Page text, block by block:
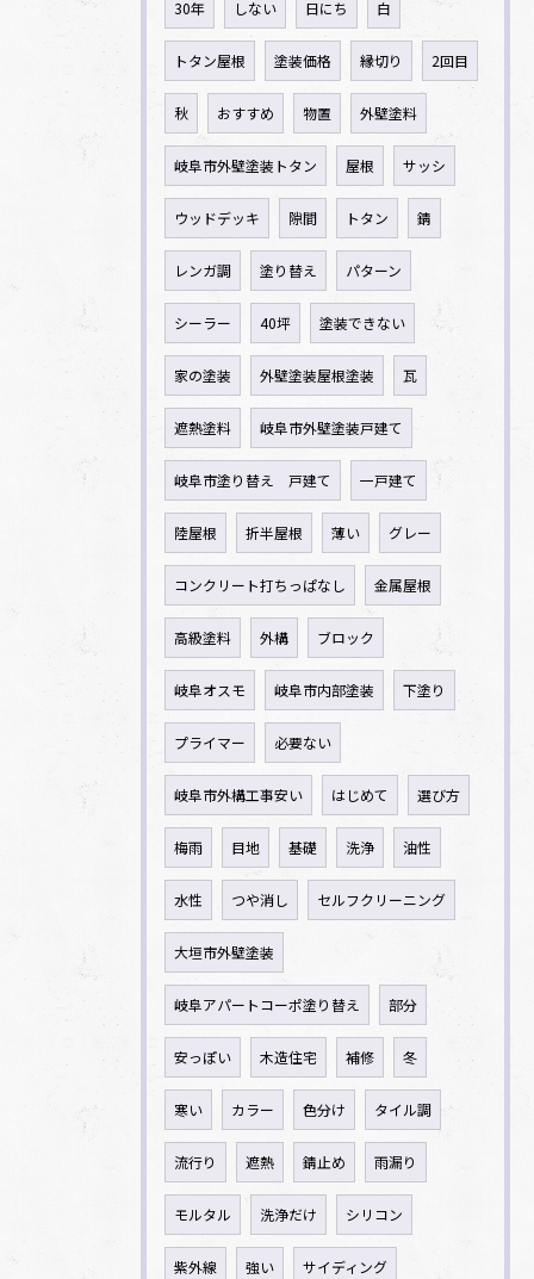
30年 しない 日にち 白
トタン屋根 塗装価格 縁切り 2回目
秋 おすすめ 物置 外壁塗料
岐阜市外壁塗装トタン 屋根 サッシ
ウッドデッキ 隙間 トタン 錆
レンガ調 塗り替え パターン
シーラー 40坪 塗装できない
家の塗装 外壁塗装屋根塗装 瓦
遮熱塗料 岐阜市外壁塗装戸建て
岐阜市塗り替え 戸建て 一戸建て
陸屋根 折半屋根 薄い グレー
コンクリート打ちっぱなし 金属屋根
高級塗料 外構 ブロック
岐阜オスモ 岐阜市内部塗装 下塗り
プライマー 必要ない
岐阜市外構工事安い はじめて 選び方
梅雨 目地 基礎 洗浄 油性
水性 つや消し セルフクリーニング
大垣市外壁塗装
岐阜アパートコーポ塗り替え 部分
安っぽい 木造住宅 補修 冬
寒い カラー 色分け タイル調
流行り 遮熱 錆止め 雨漏り
モルタル 洗浄だけ シリコン
紫外線 強い サイディング